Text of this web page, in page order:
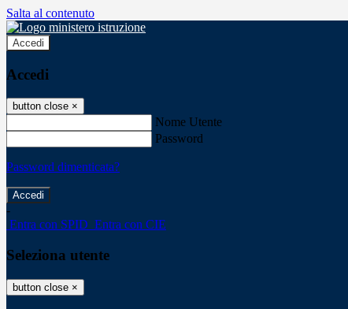
Salta al contenuto
Accedi
Accedi
button close ×
Nome Utente
Password
Password dimenticata?
-
Entra con SPID Entra con CIE
Seleziona utente
button close ×